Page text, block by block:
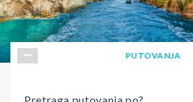
PUTOVANJA